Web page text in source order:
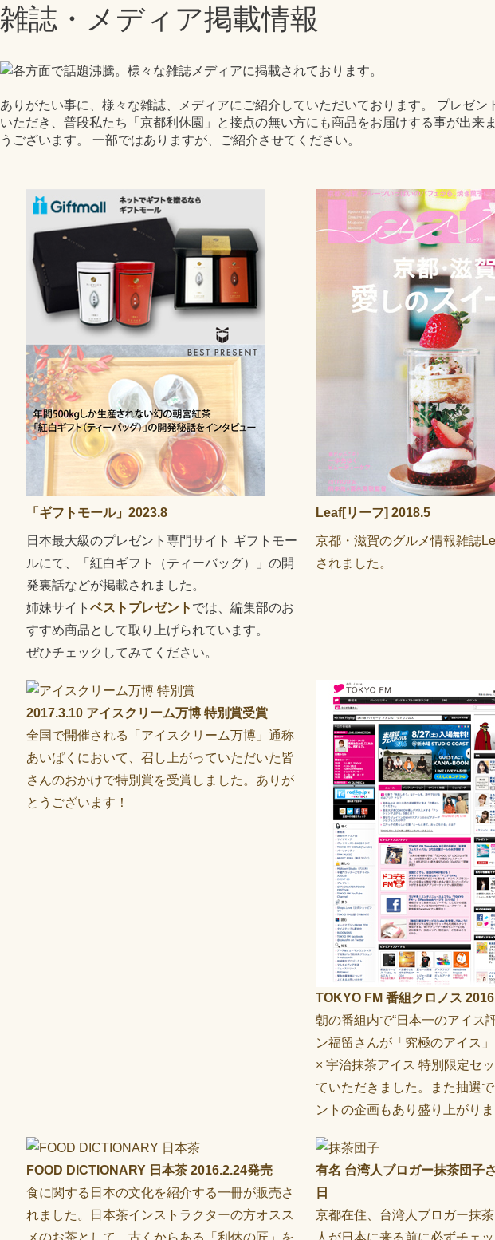
雑誌・メディア掲載情報
ありがたい事に、様々な雑誌、メディアにご紹介していただいております。 プレゼン
いただき、普段私たち「京都利休園」と接点の無い方にも商品をお届けする事が出来
うございます。 一部ではありますが、ご紹介させてください。
「ギフトモール」2023.8
日本最大級のプレゼント専門サイト ギフトモー
ルにて、「紅白ギフト（ティーバッグ）」の開
発裏話などが掲載されました。
姉妹サイト ベストプレゼント では、編集部のお
すすめ商品として取り上げられています。
ぜひチェックしてみてください。
Leaf[リーフ] 2018.5
京都・滋賀のグルメ情報雑誌
されました。
2017.3.10 アイスクリーム万博 特別賞受賞
全国で開催される「アイスクリーム万博」通称
あいぱくにおいて、召し上がっていただいた皆
さんのおかけで特別賞を受賞しました。ありが
とうございます！
TOKYO FM 番組クロノス
朝の番組内で“日本一のアイス
ン福留さんが「究極のアイス
× 宇治抹茶アイス 特別限定セ
ていただきました。また抽選
ントの企画もあり盛り上がりま
FOOD DICTIONARY 日本茶 2016.2.24発売
食に関する日本の文化を紹介する一冊が販売さ
れました。日本茶インストラクターの方オスス
メのお茶として、古くからある「利休の匠」を
有名 台湾人ブロガー抹茶団子
日
京都在住、台湾人ブロガー抹
人が日本に来る前に必ずチェ